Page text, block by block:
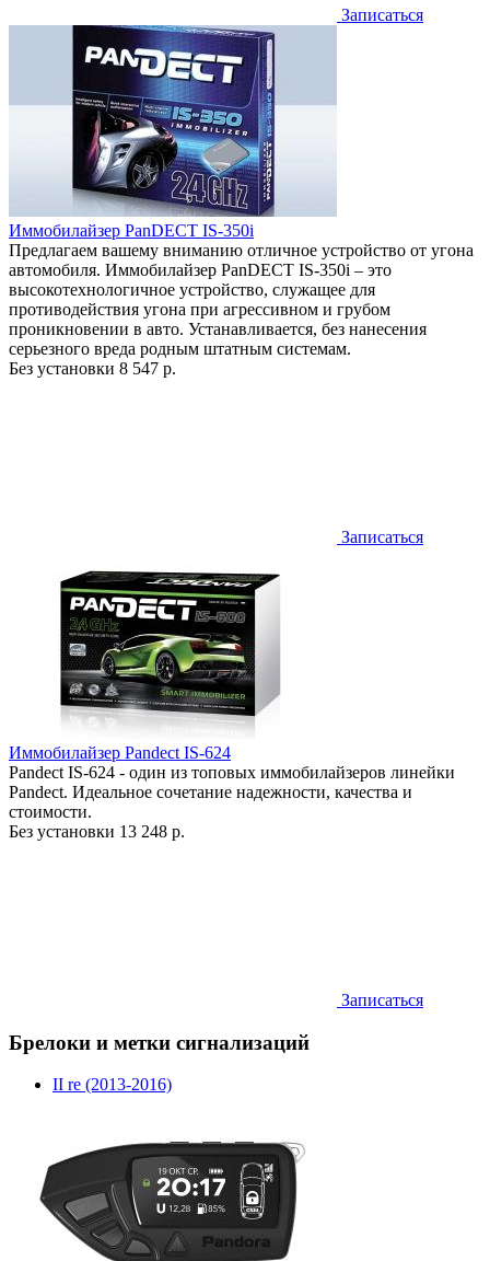
Записаться
Иммобилайзер PanDECT IS-350i
Предлагаем вашему вниманию отличное устройство от угона
автомобиля. Иммобилайзер PanDECT IS-350i – это
высокотехнологичное устройство, служащее для
противодействия угона при агрессивном и грубом
проникновении в авто. Устанавливается, без нанесения
серьезного вреда родным штатным системам.
Без установки 8 547 р.
Записаться
Иммобилайзер Pandect IS-624
Pandect IS-624 - один из топовых иммобилайзеров линейки
Pandect. Идеальное сочетание надежности, качества и
стоимости.
Без установки 13 248 р.
Записаться
Брелоки и метки сигнализаций
II re (2013-2016)